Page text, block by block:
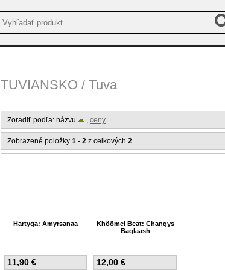
TUVIANSKO / Tuva
Zoradiť podľa: názvu , ceny
Zobrazené položky 1 - 2 z celkových 2
11,90 €
Hartyga: Amyrsanaa
12,00 €
Khöömei Beat: Changys
Baglaash